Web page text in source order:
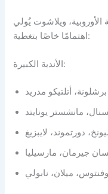
الأوروبية، ويلاشوت يُولي
اهتمامًا خاصًا بتغطية:
الأندية الكبيرة:
أتلتيكو مدريد
مانشستر يونايتد
دورتموند، لايبزيغ
جيرمان، مارسيليا
ميلان، نابولي